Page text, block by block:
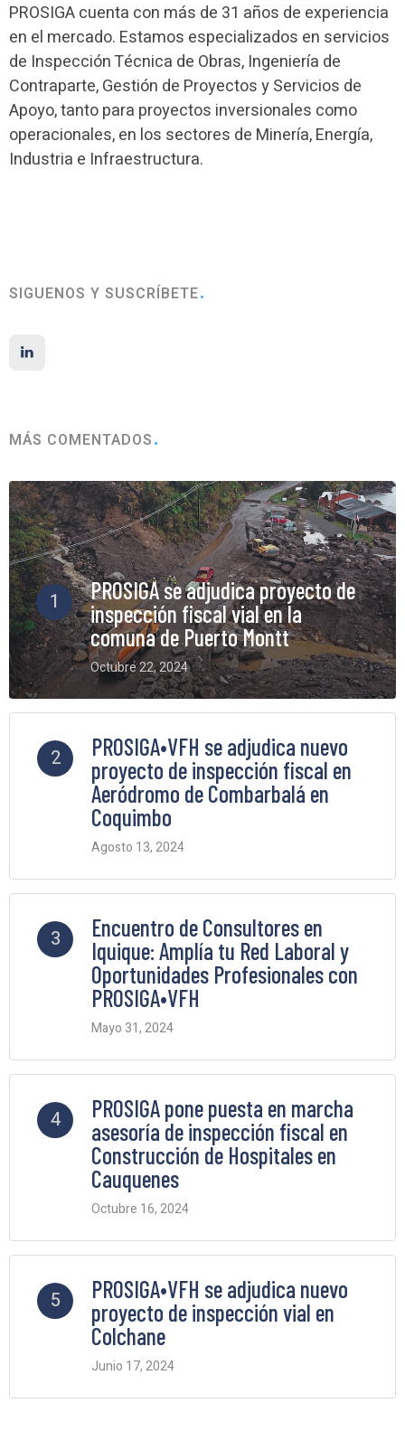
PROSIGA cuenta con más de 31 años de experiencia
en el mercado. Estamos especializados en servicios
de Inspección Técnica de Obras, Ingeniería de
Contraparte, Gestión de Proyectos y Servicios de
Apoyo, tanto para proyectos inversionales como
operacionales, en los sectores de Minería, Energía,
Industria e Infraestructura.
SIGUENOS Y SUSCRÍBETE
MÁS COMENTADOS
1
PROSIGA se adjudica proyecto de
inspección fiscal vial en la
comuna de Puerto Montt
Octubre 22, 2024
6 Comments
2
PROSIGA•VFH se adjudica nuevo
proyecto de inspección fiscal en
Aeródromo de Combarbalá en
Coquimbo
Agosto 13, 2024
3
Encuentro de Consultores en
Iquique: Amplía tu Red Laboral y
Oportunidades Profesionales con
PROSIGA•VFH
Mayo 31, 2024
4
PROSIGA pone puesta en marcha
asesoría de inspección fiscal en
Construcción de Hospitales en
Cauquenes
Octubre 16, 2024
5
PROSIGA•VFH se adjudica nuevo
proyecto de inspección vial en
Colchane
Junio 17, 2024